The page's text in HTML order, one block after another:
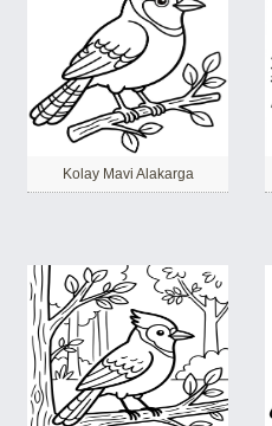
Kolay Mavi Alakarga